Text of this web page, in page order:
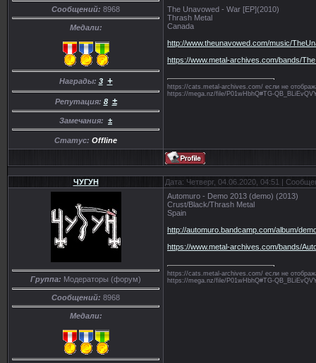
Сообщений: 8968
Медали:
Награды: 3 +
Репутация: 8 ±
Замечания: ±
Статус: Offline
The Unavowed - War [EP](2010)
Thrash Metal
Canada
http://www.theunavowed.com/music/
https://www.metal-archives.com/bands/
https://cats.metal-archives.com/ если не
https://mega.nz/file/P01wHbhQ#TG-
ЧУГУН Дата: Четверг, 04.06.2020, 04:51 |
Группа: Модераторы (форум)
Сообщений: 8968
Медали:
Automuro - Demo 2013 (demo) (2013)
Crust/Black/Thrash Metal
Spain
http://automuro.bandcamp.com/album/
https://www.metal-archives.com/bands/
https://cats.metal-archives.com/ если не
https://mega.nz/file/P01wHbhQ#TG-